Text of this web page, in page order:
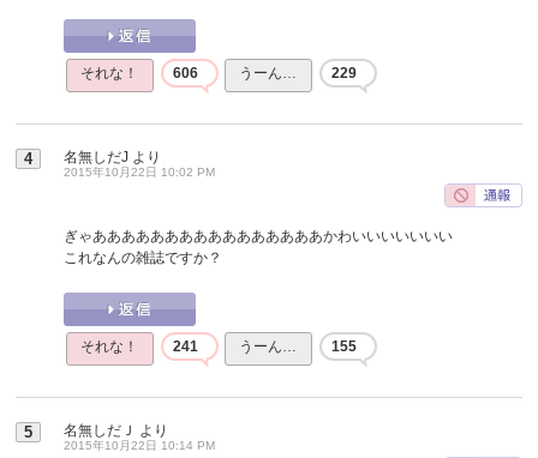
それな！ 606 うーん… 229
4 名無しだJ より
2015年10月22日 10:02 PM
ぎゃああああああああああああああああかわいいいいいいい
これなんの雑誌ですか？
それな！ 241 うーん… 155
5 名無しだＪ より
2015年10月22日 10:14 PM